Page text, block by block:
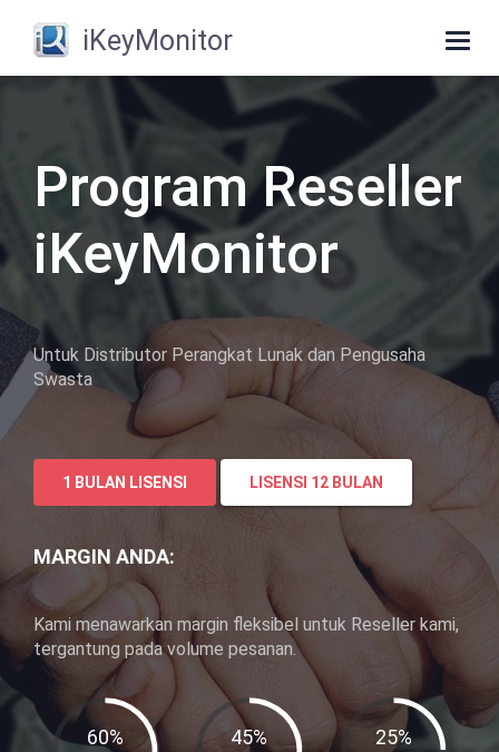
iKeyMonitor
Program Reseller
iKeyMonitor
Untuk Distributor Perangkat Lunak dan Pengusaha
Swasta
1 BULAN LISENSI LISENSI 12 BULAN
MARGIN ANDA:
Kami menawarkan margin fleksibel untuk Reseller kami,
tergantung pada volume pesanan.
60% 45% 25%